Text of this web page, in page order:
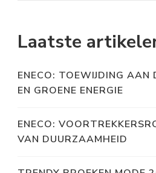
Laatste
ENECO: TOEWIJDING AAN
EN GROENE ENERGIE
ENECO:
VAN DUURZAAMHEID